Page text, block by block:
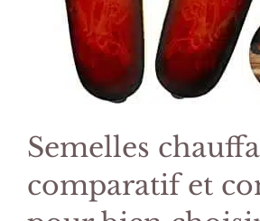
Semelles
comparatif et